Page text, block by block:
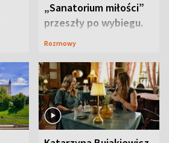
„Sanatorium miłości”
przeszły po wybiegu.
Te stylizacje
Rozmowy